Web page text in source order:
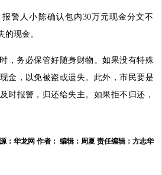
警人小陈确认包内30万元现金分文不
的现金。
，务必保管好随身财物。如果没有特殊
金，以免被盗或遗失。此外，市民要是
时报警，归还给失主。如果拒不归还，
：华龙网 作者： 编辑：周夏 责任编辑：方志华